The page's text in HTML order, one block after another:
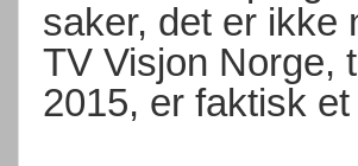
saker, det er ikke
TV Visjon Norge,
2015, er faktisk